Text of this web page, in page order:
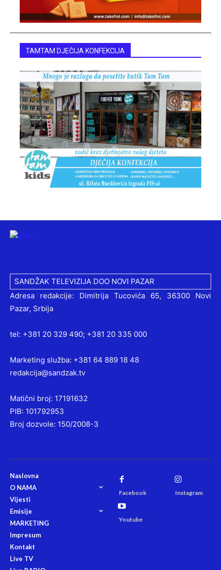
TAMTAM DJEČIJA KONFEKCIJA
SANDŽAK TELEVIZIJA DOO NOVI PAZAR
Adresa redakcije: Dimitrija Tucovića 65, 36300 Novi
Pazar, Srbija
tel: +381 20 329 490; +381 20 335 000
Marketing služba: +381 64 889 18 48
redakcija@sandzak.tv
Matični broj: 17191632
PIB: 101792953
Broj dozvole: 150/2008-3
Naslovna
O NAMA
Vijesti
Emisije
MARKETING
Impresum
Kontakt
Live TV
Facebook Instagram
Youtube